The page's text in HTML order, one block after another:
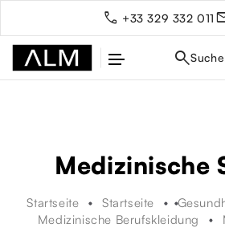
+33 329 332 011
Medizinische
Startseite Startseite
Medizinische Berufskleidung